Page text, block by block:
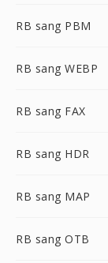
RB sang PBM
RB sang WEBP
RB sang FAX
RB sang HDR
RB sang MAP
RB sang OTB